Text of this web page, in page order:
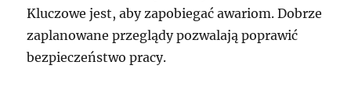
Kluczowe jest, aby zapobiegać awariom. Dobrze
zaplanowane przeglądy pozwalają poprawić
bezpieczeństwo pracy.